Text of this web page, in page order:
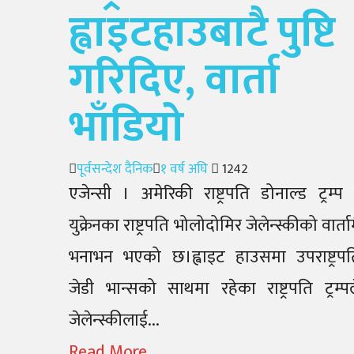
ह्वाइटहाउबाटै पुष्टि
गरिदिए, वार्ता
भाँडियो
Author
पूर्वसन्देश दैनिक Posted
on
१ वर्ष अघि 1242
एजेन्सी । अमेरिकी राष्ट्रपति डोनाल्ड ट्रम्प
युक्रेनका राष्ट्रपति भोलोदोमिर जेलेन्स्कीको
भनाभन भएको छ।ह्वाइट हाउसमा
जेडी भान्सको साथमा रहेका राष्ट्रपति
जेलेन्स्कीलाई...